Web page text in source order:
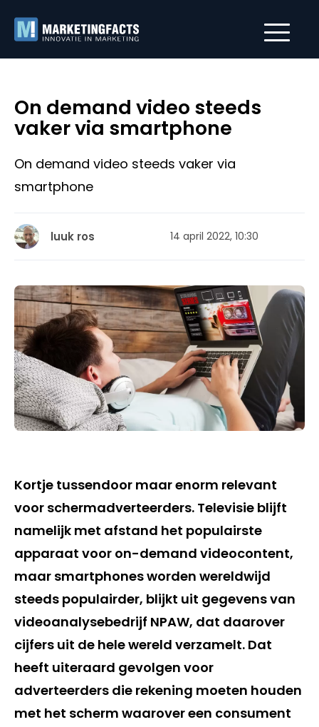
On demand video steeds
vaker via smartphone
On demand video steeds vaker via
smartphone
luuk ros 14 april 2022, 10:30
Kortje tussendoor maar enorm relevant
voor schermadverteerders. Televisie blijft
namelijk met afstand het populairste
apparaat voor on-demand videocontent,
maar smartphones worden wereldwijd
steeds populairder, blijkt uit gegevens van
videoanalysebedrijf NPAW, dat daarover
cijfers uit de hele wereld verzamelt. Dat
heeft uiteraard gevolgen voor
adverteerders die rekening moeten houden
met het scherm waarover een consument